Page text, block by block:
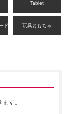
Tablet
ド 玩具おもちゃ
す。